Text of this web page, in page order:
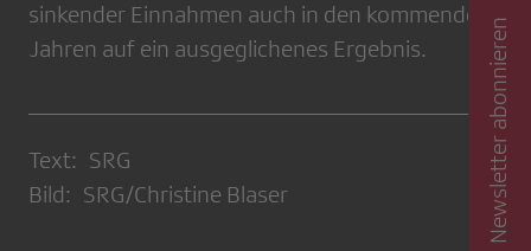
sinkender Einnahmen auch in den kommenden
Jahren auf ein ausgeglichenes Ergebnis.
Text: SRG
Bild: SRG/Christine Blaser
Newsletter abonnieren